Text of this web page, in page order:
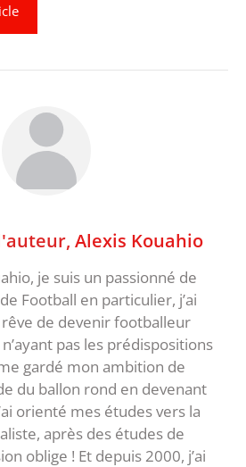
Alexis Kouahio
je suis un passionné de
Football en particulier, j’ai
de devenir footballeur
pas les prédispositions
gardé mon ambition de
du ballon rond en devenant
orienté mes études vers la
après des études de
oblige ! Et depuis 2000, j’ai